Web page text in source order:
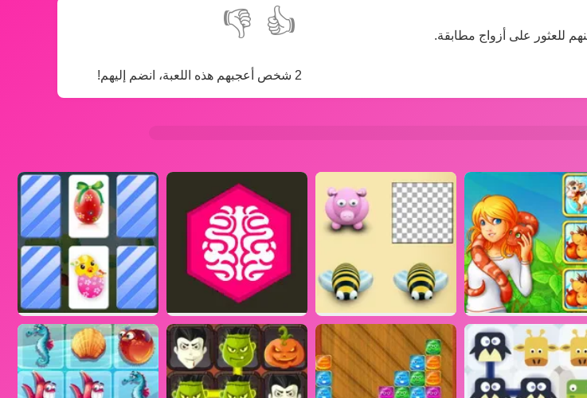
👍
👎
2 شخص أعجبهم هذه اللعبة، انضم إليهم!
للعثور على أزواج مطابقة.